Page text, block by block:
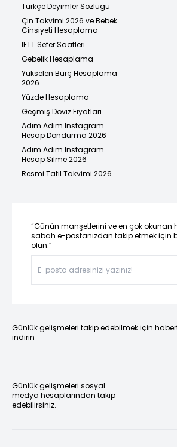
Türkçe Deyimler Sözlüğü
Çin Takvimi 2026 ve Bebek
Cinsiyeti Hesaplama
İETT Sefer Saatleri
Gebelik Hesaplama
Yükselen Burç Hesaplama
2026
Yüzde Hesaplama
Geçmiş Döviz Fiyatları
Adım Adım Instagram
Hesap Dondurma 2026
Adım Adım Instagram
Hesap Silme 2026
Resmi Tatil Takvimi 2026
“Günün manşetlerini ve en çok okunan
sabah e-postanızdan takip etmek için
olun.”
Günlük gelişmeleri takip edebilmek için
indirin
Günlük gelişmeleri sosyal
medya hesaplarından takip
edebilirsiniz.